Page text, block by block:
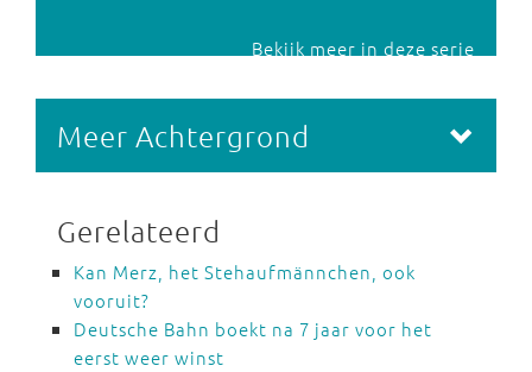
Bekijk meer in deze serie
Meer Achtergrond
Gerelateerd
Kan Merz, het Stehaufmännchen, ook
vooruit?
Deutsche Bahn boekt na 7 jaar voor het
eerst weer winst